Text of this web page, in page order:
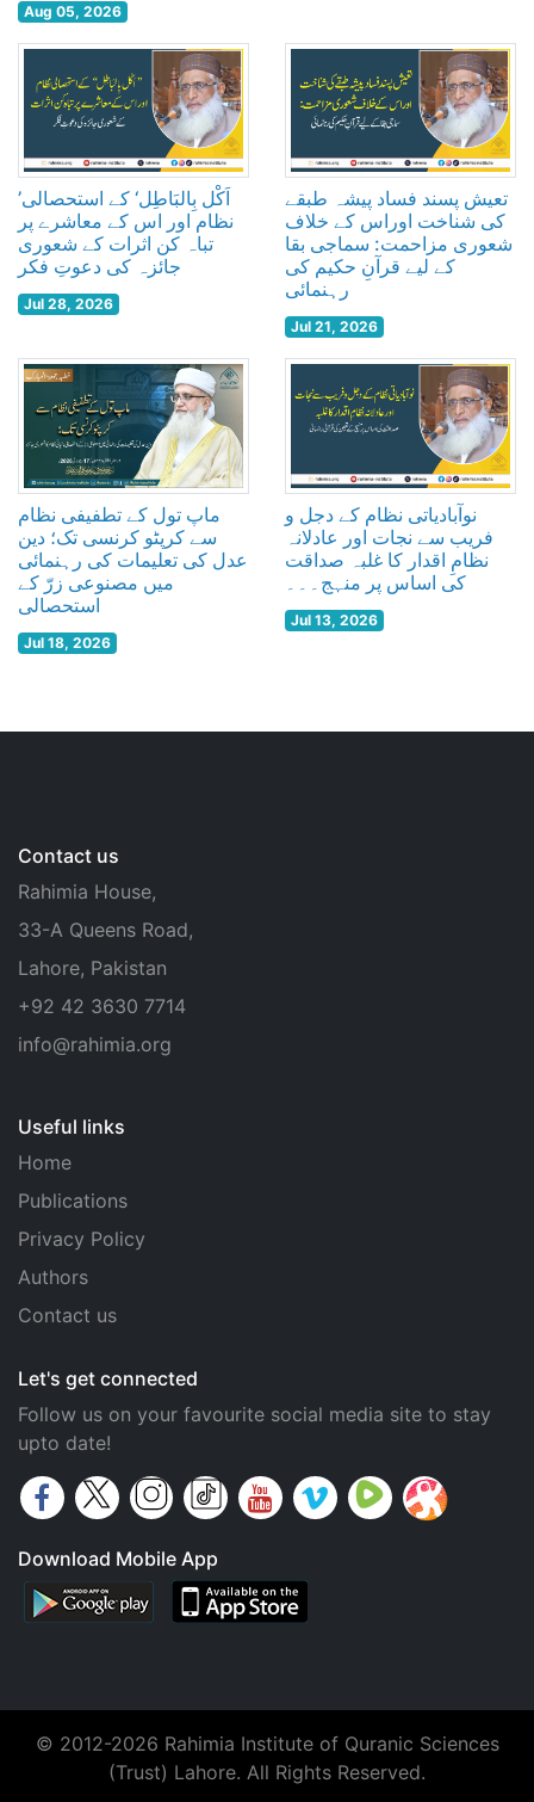
Aug 05, 2026
’اَکْل بِالبَاطِل‘ کے استحصالی
نظام اور اس کے معاشرے پر
تباہ کن اثرات کے شعوری
جائزہ کی دعوتِ فکر
Jul 28, 2026
تعیش پسند فساد پیشہ طبقے
کی شناخت اوراس کے خلاف
شعوری مزاحمت: سماجی بقا
کے لیے قرآنِ حکیم کی
رہنمائی
Jul 21, 2026
ماپ تول کے تطفیفی نظام
سے کرپٹو کرنسی تک؛ دین
عدل کی تعلیمات کی رہنمائی
میں مصنوعی زرّ کے
استحصالی
Jul 18, 2026
نوآبادیاتی نظام کے دجل و
فریب سے نجات اور عادلانہ
نظامِ اقدار کا غلبہ صداقت
کی اساس پر منہج۔۔۔
Jul 13, 2026
Contact us
Rahimia House,
33-A Queens Road,
Lahore, Pakistan
+92 42 3630 7714
info@rahimia.org
Useful links
Home
Publications
Privacy Policy
Authors
Contact us
Let's get connected
Follow us on your favourite social media site to stay
upto date!
Download Mobile App
© 2012-2026 Rahimia Institute of Quranic Sciences
(Trust) Lahore. All Rights Reserved.